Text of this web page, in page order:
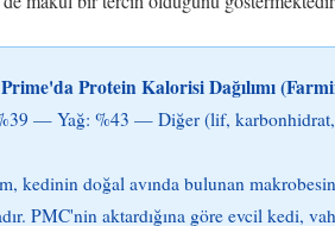
Protein Kalorisi Dağılımı
— Yağ: %43 — Diğer (lif,
kedinin doğal avında bulunan
PMC'nin aktardığına göre evcil kedi,